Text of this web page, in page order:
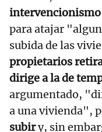
para atajar
subida de las
propietarios
dirige a la de
argumentado,
a una vivienda",
subiry, sin